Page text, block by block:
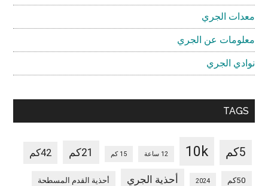
معدات الجري
معلومات عن الجري
نوادي الجري
TAGS
5كم 10k 12 ساعة 15 كم 21كم 42كم
50كم 2024 أحذية الجري أحذية القدم المسطحة